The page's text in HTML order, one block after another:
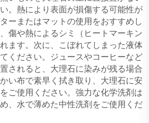
。熱により表面が損傷する可能性が
ーまたはマットの使用をおすすめし
傷や熱によるシミ（ヒートマーキン
ます。次に、こぼれてしまった液体
ください。ジュースやコーヒーなど
されると、大理石に染みが残る場合
い布で素早く拭き取り、大理石に安
ご使用ください。強力な化学洗剤は
、水で薄めた中性洗剤をご使用くだ